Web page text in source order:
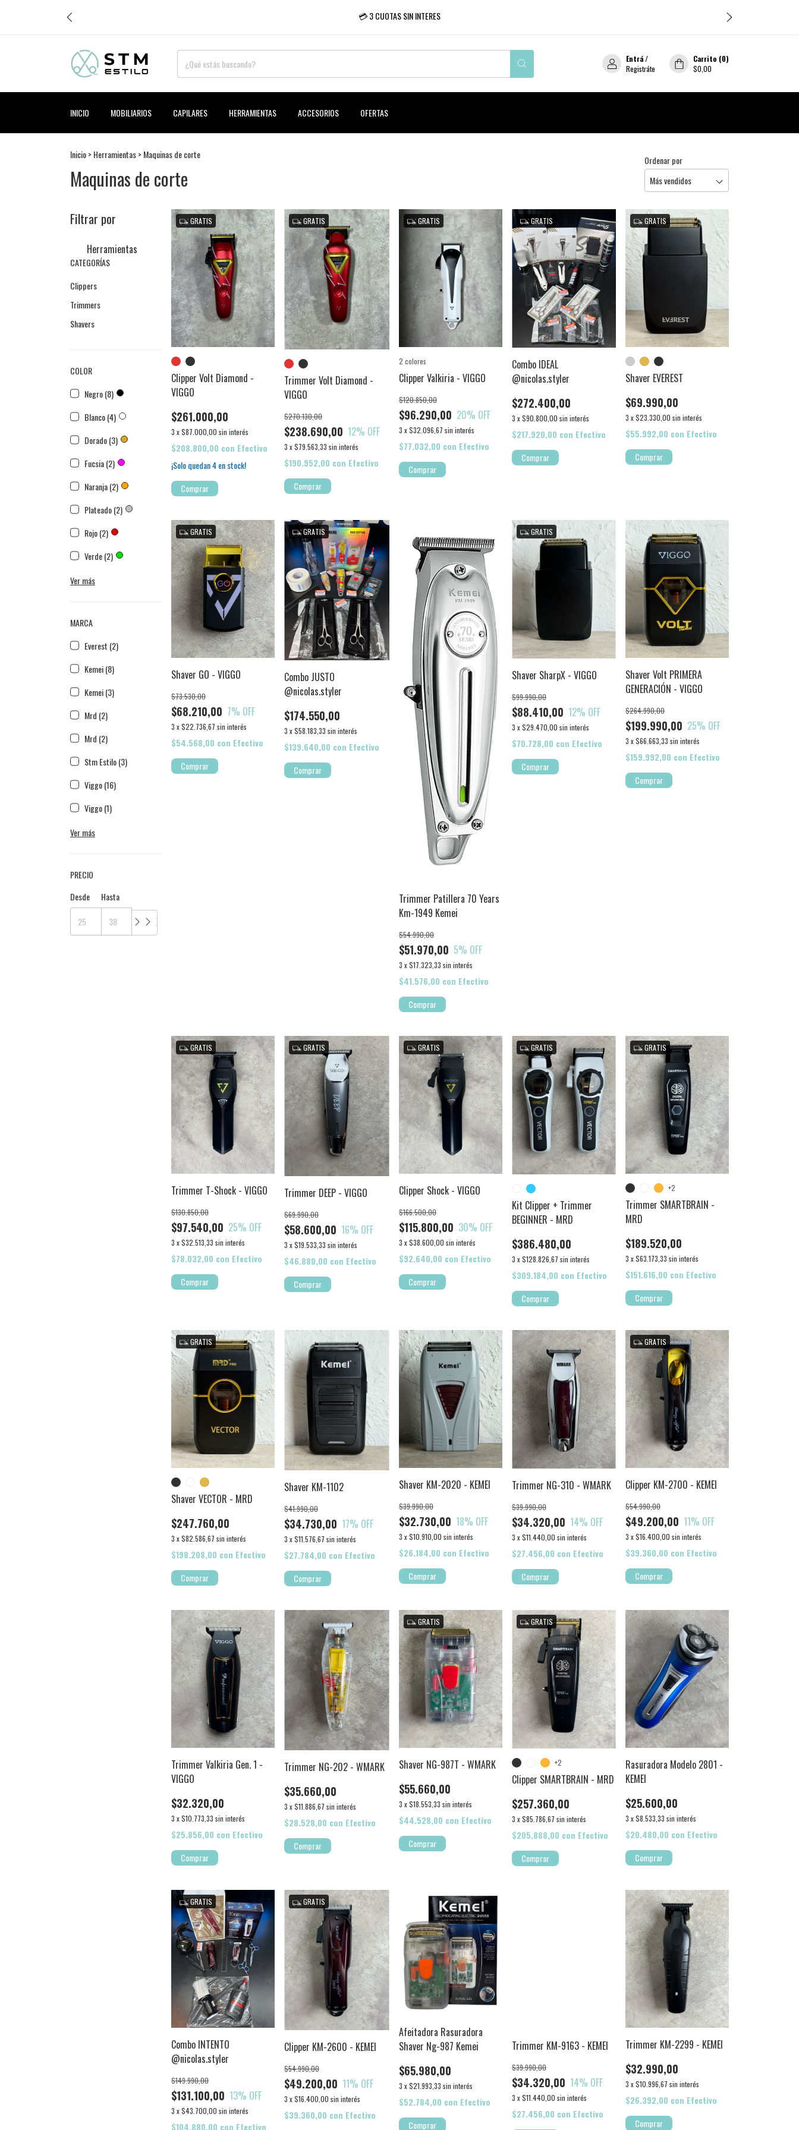
💳 3 CUOTAS SIN INTERES
Entrá /
Registráte
Carrito (0)
$0,00
INICIO MOBILIARIOS CAPILARES HERRAMIENTAS ACCESORIOS OFERTAS
Inicio> Herramientas> Maquinas de corte
Maquinas de corte
Ordenar por
Filtrar por
Herramientas
CATEGORÍAS
Clippers
Trimmers
Shavers
COLOR
Negro (8)
Blanco (4)
Dorado (3)
Fucsia (2)
Naranja (2)
Plateado (2)
Rojo (2)
Verde (2)
Ver más
MARCA
Everest (2)
Kemei (8)
Kemei (3)
Mrd (2)
Mrd (2)
Stm Estilo (3)
Viggo (16)
Viggo (1)
Ver más
PRECIO
Desde
Hasta
GRATIS
Clipper Volt Diamond -
VIGGO
$261.000,00
3 x$87.000,00 sin interés
$208.800,00 con Efectivo
¡Solo quedan4en stock!
Comprar
GRATIS
Trimmer Volt Diamond -
VIGGO
$238.690,00
$270.130,00
12% OFF
3 x$79.563,33 sin interés
$190.952,00 con Efectivo
Comprar
GRATIS
Clipper Valkiria - VIGGO
$96.290,00
$120.850,00
20% OFF
3 x$32.096,67 sin interés
$77.032,00 con Efectivo
2 colores
Comprar
GRATIS
Combo IDEAL
@nicolas.styler
$272.400,00
3 x$90.800,00 sin interés
$217.920,00 con Efectivo
GRATIS
Shaver EVEREST
$69.990,00
3 x$23.330,00 sin interés
$55.992,00 con Efectivo
Comprar
GRATIS
Shaver GO - VIGGO
$68.210,00
$73.530,00
7% OFF
3 x$22.736,67 sin interés
$54.568,00 con Efectivo
GRATIS
Combo JUSTO
@nicolas.styler
$174.550,00
3 x$58.183,33 sin interés
$139.640,00 con Efectivo
Trimmer Patillera 70 Years
Km-1949 Kemei
$51.970,00
$54.990,00
5% OFF
3 x$17.323,33 sin interés
$41.576,00 con Efectivo
Comprar
GRATIS
Shaver SharpX - VIGGO
$88.410,00
$99.990,00
12% OFF
3 x$29.470,00 sin interés
$70.728,00 con Efectivo
Shaver Volt PRIMERA
GENERACIÓN - VIGGO
$199.990,00
$264.990,00
25% OFF
3 x$66.663,33 sin interés
$159.992,00 con Efectivo
GRATIS
Trimmer T-Shock - VIGGO
$97.540,00
$130.850,00
25% OFF
3 x$32.513,33 sin interés
$78.032,00 con Efectivo
GRATIS
Trimmer DEEP - VIGGO
$58.600,00
$69.990,00
16% OFF
3 x$19.533,33 sin interés
$46.880,00 con Efectivo
GRATIS
Clipper Shock - VIGGO
$115.800,00
$166.500,00
30% OFF
3 x$38.600,00 sin interés
$92.640,00 con Efectivo
GRATIS
Kit Clipper + Trimmer
BEGINNER - MRD
$386.480,00
3 x$128.826,67 sin interés
$309.184,00 con Efectivo
Comprar
GRATIS
Trimmer SMARTBRAIN -
MRD
$189.520,00
3 x$63.173,33 sin interés
$151.616,00 con Efectivo
+2
Comprar
GRATIS
Shaver VECTOR - MRD
$247.760,00
3 x$82.586,67 sin interés
$198.208,00 con Efectivo
Comprar
Shaver KM-1102
$34.730,00
$41.990,00
17% OFF
3 x$11.576,67 sin interés
$27.784,00 con Efectivo
Shaver KM-2020 - KEMEI
$32.730,00
$39.990,00
18% OFF
3 x$10.910,00 sin interés
$26.184,00 con Efectivo
Trimmer NG-310 - WMARK
$34.320,00
$39.990,00
14% OFF
3 x$11.440,00 sin interés
$27.456,00 con Efectivo
GRATIS
Clipper KM-2700 - KEMEI
$49.200,00
$54.990,00
11% OFF
3 x$16.400,00 sin interés
$39.360,00 con Efectivo
Trimmer Valkiria Gen. 1 -
VIGGO
$32.320,00
3 x$10.773,33 sin interés
$25.856,00 con Efectivo
Trimmer NG-202 - WMARK
$35.660,00
3 x$11.886,67 sin interés
$28.528,00 con Efectivo
GRATIS
Shaver NG-987T - WMARK
$55.660,00
3 x$18.553,33 sin interés
$44.528,00 con Efectivo
GRATIS
Clipper SMARTBRAIN - MRD
$257.360,00
3 x$85.786,67 sin interés
$205.888,00 con Efectivo
+2
Comprar
Rasuradora Modelo 2801 -
KEMEI
$25.600,00
3 x$8.533,33 sin interés
$20.480,00 con Efectivo
GRATIS
Combo INTENTO
@nicolas.styler
$131.100,00
$149.990,00
13% OFF
3 x$43.700,00 sin interés
$104.880,00 con Efectivo
GRATIS
Clipper KM-2600 - KEMEI
$49.200,00
$54.990,00
11% OFF
3 x$16.400,00 sin interés
$39.360,00 con Efectivo
Afeitadora Rasuradora
Shaver Ng-987 Kemei
$65.980,00
3 x$21.993,33 sin interés
$52.784,00 con Efectivo
Comprar
Trimmer KM-9163 - KEMEI
$34.320,00
$39.990,00
14% OFF
3 x$11.440,00 sin interés
$27.456,00 con Efectivo
Trimmer KM-2299 - KEMEI
$32.990,00
3 x$10.996,67 sin interés
$26.392,00 con Efectivo